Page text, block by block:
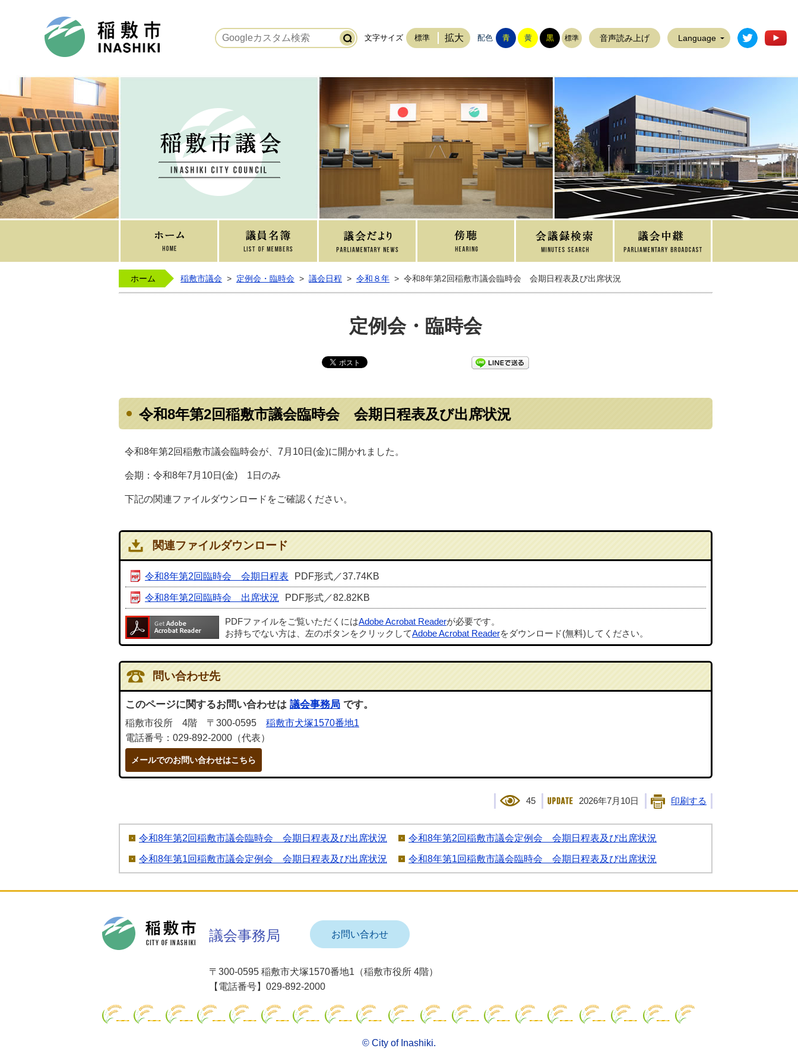
文字サイズ 標準 拡大 配色 青 黄 黒 標準 音声読み上げ Language 稲敷市
ホーム 稲敷市議会 > 定例会・臨時会 > 議会日程 > 令和８年 > 令和8年第2回稲敷市議会臨時会 会期日程表及び出席状況
定例会・臨時会
令和8年第2回稲敷市議会臨時会 会期日程表及び出席状況
令和8年第2回稲敷市議会臨時会が、7月10日(金)に開かれました。
会期：令和8年7月10日(金) 1日のみ
下記の関連ファイルダウンロードをご確認ください。
関連ファイルダウンロード
令和8年第2回臨時会 会期日程表 PDF形式／37.74KB
令和8年第2回臨時会 出席状況 PDF形式／82.82KB
PDFファイルをご覧いただくにはAdobe Acrobat Readerが必要です。
お持ちでない方は、左のボタンをクリックしてAdobe Acrobat Readerをダウンロード(無料)してください。
問い合わせ先
このページに関するお問い合わせは 議会事務局 です。
稲敷市役所 4階 〒300-0595 稲敷市犬塚1570番地1
電話番号：029-892-2000（代表）
メールでのお問い合わせはこちら
45 2026年7月10日 印刷する
令和8年第2回稲敷市議会臨時会 会期日程表及び出席状況 令和8年第2回稲敷市議会定例会 会期日程表及び出席状況
令和8年第1回稲敷市議会定例会 会期日程表及び出席状況 令和8年第1回稲敷市議会臨時会 会期日程表及び出席状況
議会事務局 お問い合わせ
〒300-0595 稲敷市犬塚1570番地1（稲敷市役所 4階）
【電話番号】029-892-2000
© City of Inashiki.